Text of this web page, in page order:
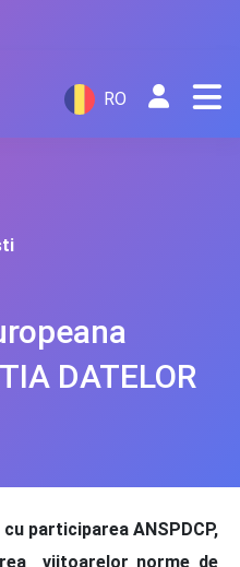
RO
DATELOR
participarea ANSPDCP,
viitoarelor norme de